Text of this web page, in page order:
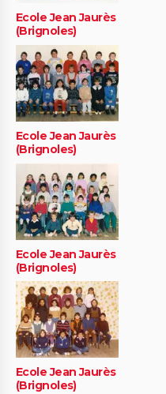
Ecole Jean Jaurès
(Brignoles)
Ecole Jean Jaurès
(Brignoles)
Ecole Jean Jaurès
(Brignoles)
Ecole Jean Jaurès
(Brignoles)